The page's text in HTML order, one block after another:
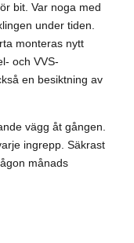
bit. Var noga med
under tiden.
monteras nytt
och VVS-
en besiktning av
vägg åt gången.
ingrepp. Säkrast
månads